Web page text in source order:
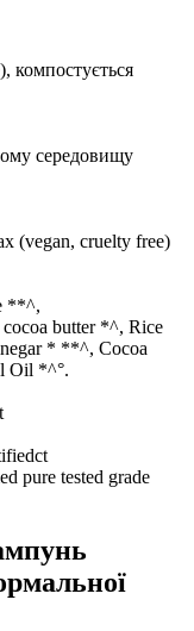
компостується
середовищу
(vegan, cruelty free)
**^,
butter *^, Rice
* **^, Cocoa
Oil *^°.
pure tested grade